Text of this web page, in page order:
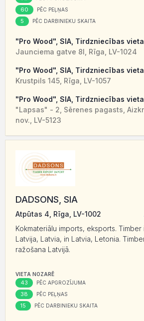
60 PĒC PEĻŅAS
5 PĒC DARBINIEKU SKAITA
"Pro Wood", SIA, Tirdzniecības vieta
Jaunciema gatve 8I, Rīga, LV-1024
"Pro Wood", SIA, Tirdzniecības vieta
Krustpils 145, Rīga, LV-1057
"Pro Wood", SIA, Tirdzniecības vieta
"Lapsas" - 2, Sērenes pagasts,
nov., LV-5123
DADSONS, SIA
Atpūtas 4, Rīga, LV-1002
Kokmateriālu imports, eksports.
Latvija, Latvia, in Latvia, Letonia.
ražošana Latvijā.
VIETA NOZARĒ
43 PĒC APGROZĪJUMA
38 PĒC PEĻŅAS
15 PĒC DARBINIEKU SKAITA